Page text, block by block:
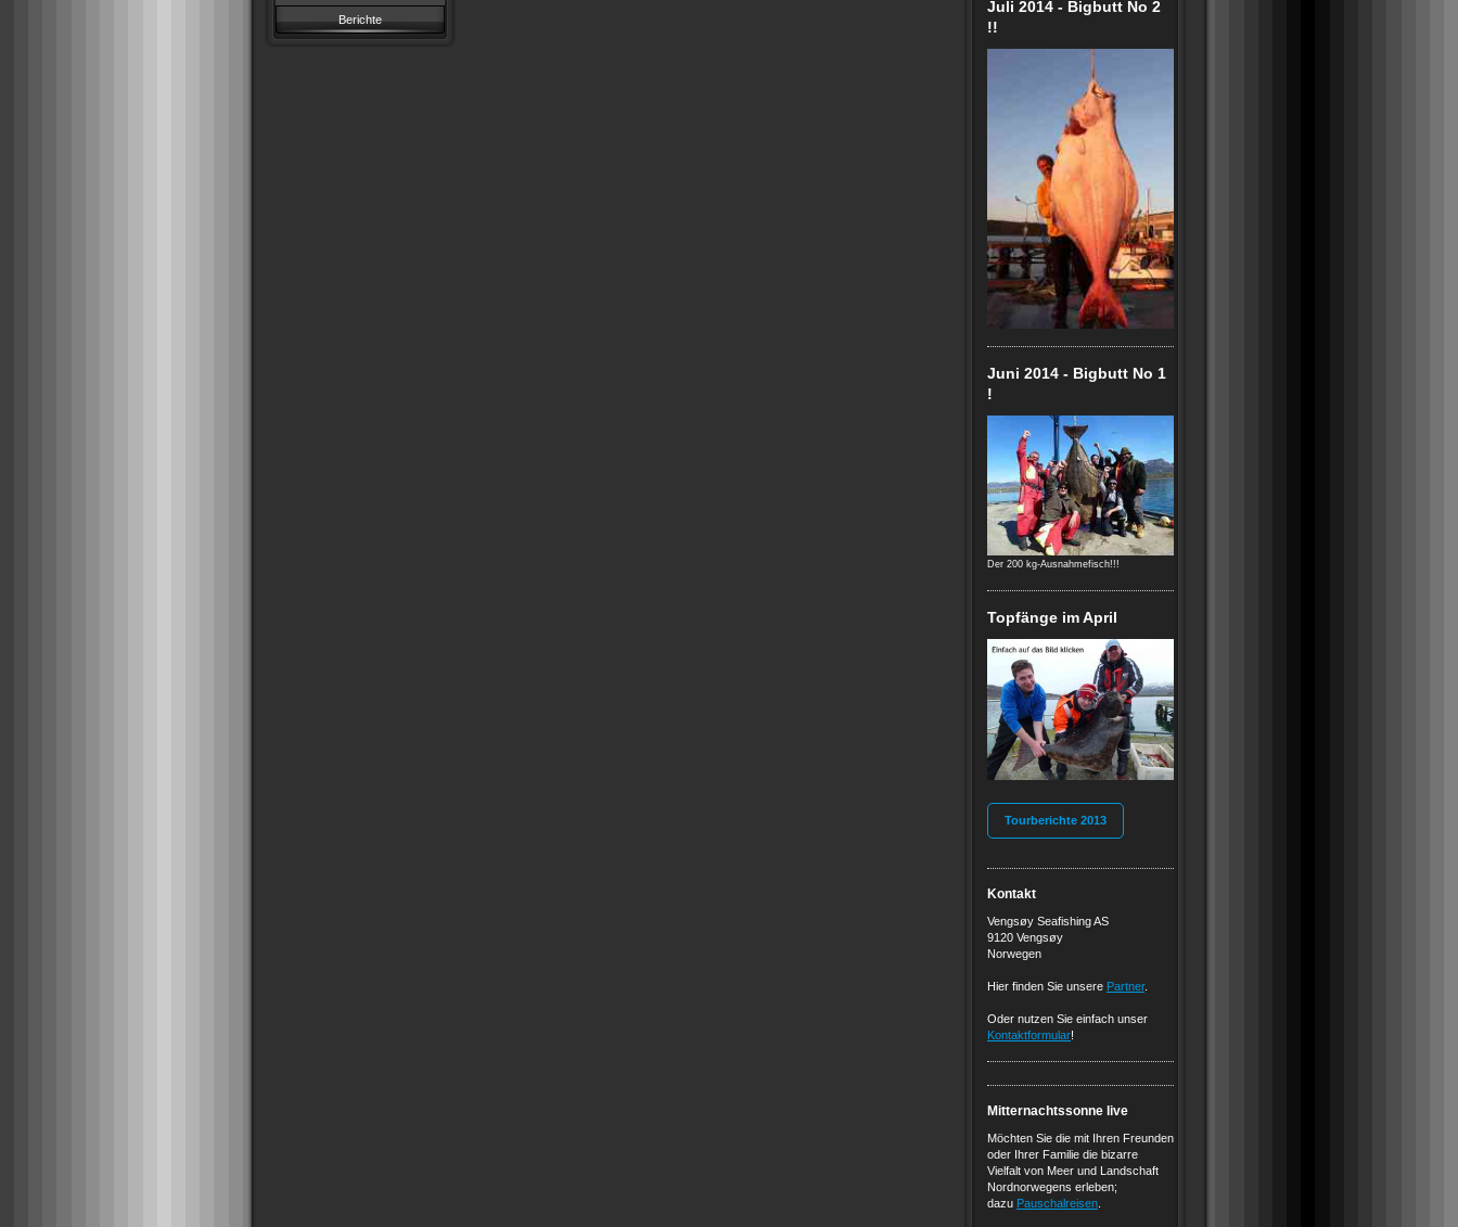
Berichte
Juli 2014 - Bigbutt No 2
!!
Juni 2014 - Bigbutt No 1
!
Der 200 kg-Ausnahmefisch!!!
Topfänge im April
Tourberichte 2013
Kontakt
Vengsøy Seafishing AS
9120 Vengsøy
Norwegen
Hier finden Sie unsere Partner.
Oder nutzen Sie einfach unser
Kontaktformular!
Mitternachtssonne live
Möchten Sie die mit Ihren Freunden
oder Ihrer Familie die bizarre
Vielfalt von Meer und Landschaft
Nordnorwegens erleben;
dazu Pauschalreisen